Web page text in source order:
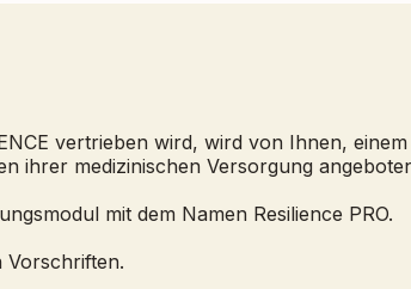
vertrieben wird, wird von Ihnen, einem
ihrer medizinischen Versorgung
mit dem Namen Resilience PRO.
Vorschriften.